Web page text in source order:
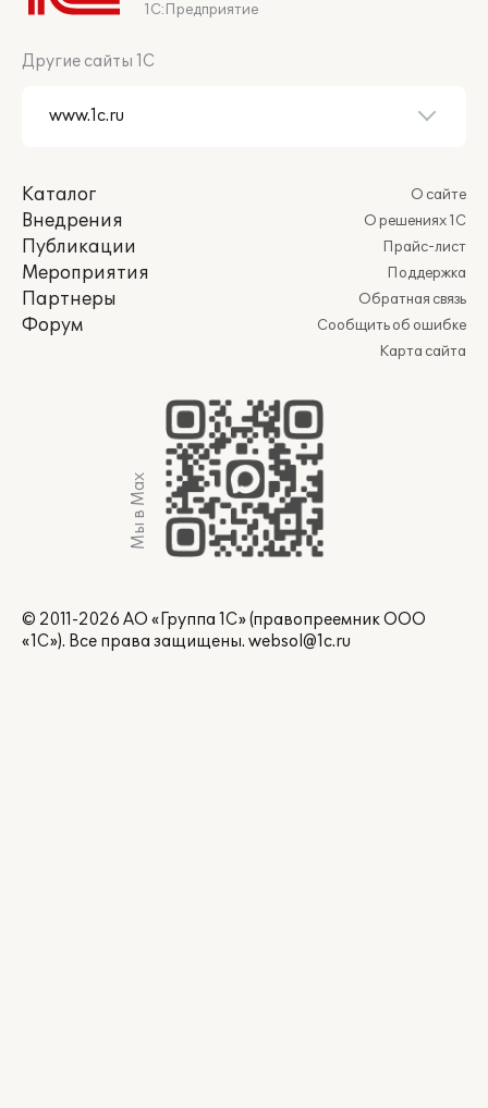
1С:Предприятие
Другие сайты 1С
Каталог
Внедрения
Публикации
Мероприятия
Партнеры
Форум
О сайте
О решениях 1С
Прайс-лист
Поддержка
Обратная связь
Сообщить об ошибке
Карта сайта
Мы в Max
© 2011-2026 АО «Группа 1С» (правопреемник ООО
«1С»). Все права защищены. websol@1c.ru